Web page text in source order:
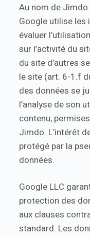
Au nom de Jimdo
Google utilise
évaluer
sur l’activité du
du site d’autres
le site (art. 6-1.f
des données se
l’analyse de son
contenu,
Jimdo. L’intérêt
protégé par la
données.
Google LLC
protection des
aux clauses
standard. Les